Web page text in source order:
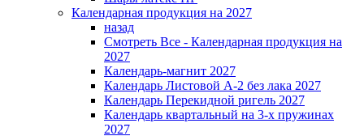
Календарная продукция на 2027
назад
Смотреть Все - Календарная продукция на
2027
Календарь-магнит 2027
Календарь Листовой А-2 без лака 2027
Календарь Перекидной ригель 2027
Календарь квартальный на 3-х пружинах
2027